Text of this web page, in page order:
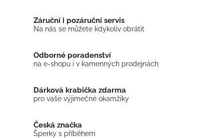
Záruční i pozáruční servis
Na nás se můžete kdykoliv obrátit
Odborné poradenství
na e-shopu i v kamenných prodejnách
Dárková krabička zdarma
pro vaše výjimečné okamžiky
Česká značka
Šperky s příběhem